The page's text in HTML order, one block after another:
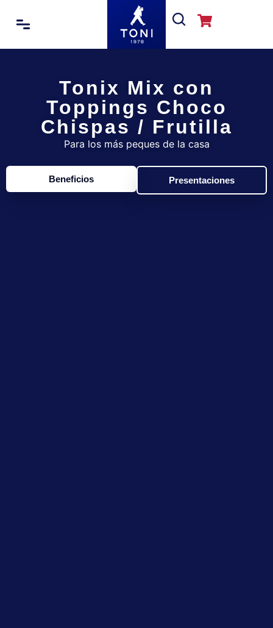
Tonix Mix con
Toppings Choco
Chispas / Frutilla
Para los más peques de la casa
Beneficios Presentaciones